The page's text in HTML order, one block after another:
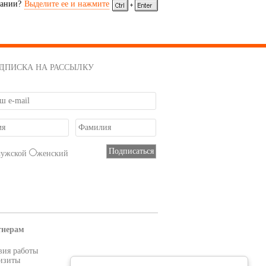
Выделите ее и нажмите
НА РАССЫЛКУ
женский
работы